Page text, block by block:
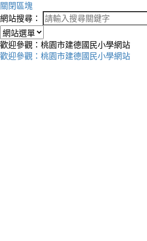
關閉區塊
網站搜尋：
歡迎參觀：桃園市建德國民小學網站
歡迎參觀：桃園市建德國民小學網站